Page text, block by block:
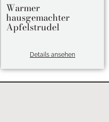
Warmer
hausgemachter
Apfelstrudel
Details ansehen